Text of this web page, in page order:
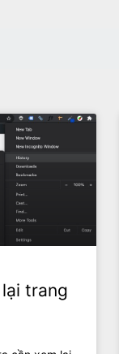
trang